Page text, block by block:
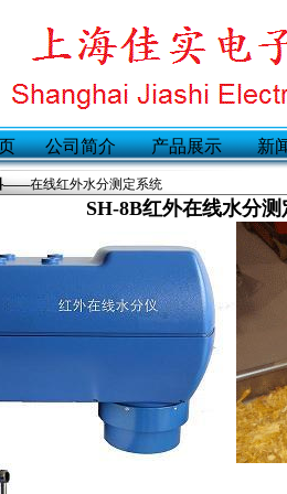
公司简介 产品展示 新
——在线红外水分测定系统
SH-8B红外在线水分测